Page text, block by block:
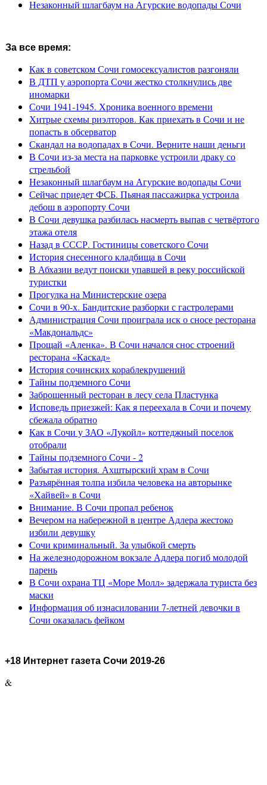
Незаконный шлагбаум на Агурские водопады Сочи
За все время:
Как в советском Сочи гомосексуалистов разгоняли
В ДТП у аэропорта Сочи жестко столкнулись две
иномарки
Сочи 1941-1945. Хроника военного времени
Хитрые схемы риэлторов. Как приехать в Сочи и не
попасть в обсерватор
Скандал на водопадах в Сочи. Верните наши деньги
В Сочи из-за места на парковке устроили драку со
стрельбой
Незаконный шлагбаум на Агурские водопады Сочи
Сейчас приедет ФСБ. Пьяная пассажирка устроила
дебош в аэропорту Сочи
В Сочи девушка разбилась насмерть выпав с четвёртого
этажа отеля
Назад в СССР. Гостиницы советского Сочи
История снесенного кладбища в Сочи
В Абхазии ведут поиски упавшей в реку российской
туристки
Прогулка на Министерские озера
Сочи в 90-х. Бандитские разборки с гастролерами
Администрация Сочи проиграла иск о сносе ресторана
«Макдональдс»
Прощай «Аленка». В Сочи начался снос строений
ресторана «Каскад»
История сочинских кораблекрушений
Тайны подземного Сочи
Заброшенный ресторан в лесу села Пластунка
Исповедь приезжей: Как я переехала в Сочи и почему
сбежала обратно
Как в Сочи у ЗАО «Лукойл» коттеджный поселок
отобрали
Тайны подземного Сочи - 2
Забытая история. Ахштырский храм в Сочи
Разъярённая толпа избила человека на авторынке
«Хайвей» в Сочи
Внимание. В Сочи пропал ребенок
Вечером на набережной в центре Адлера жестоко
избили девушку
Сочи криминальный. За улыбкой смерть
На железнодорожном вокзале Адлера погиб молодой
парень
В Сочи охрана ТЦ «Море Молл» задержала туриста без
маски
Информация об изнасиловании 7-летней девочки в
Сочи оказалась фейком
+18 Интернет газета Сочи 2019-26
&